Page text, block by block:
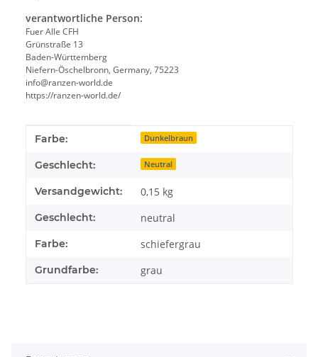
verantwortliche Person:
Fuer Alle CFH
Grünstraße 13
Baden-Württemberg
Niefern-Öschelbronn, Germany, 75223
info@ranzen-world.de
https://ranzen-world.de/
Produkteigenschaft
Wert
Farbe: Dunkelbraun
Geschlecht: Neutral
Versandgewicht: 0,15 kg
Geschlecht: neutral
Farbe: schiefergrau
Grundfarbe: grau